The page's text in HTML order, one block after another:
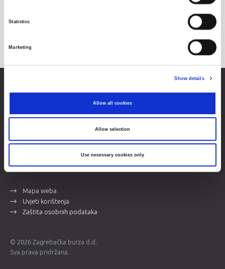
Statistics
Marketing
Show details
Allow all cookies
Allow selection
Use necessary cookies only
OIB 84368186611
Opći podaci
Mapa weba
Uvjeti korištenja
Zaštita osobnih podataka
© 2026 Zagrebačka burza d.d.
Sva prava pridržana.